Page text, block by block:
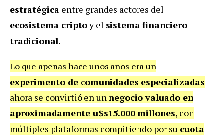
estratégica entre grandes actores del
ecosistema criptoy el sistema financiero
tradicional.
Lo que apenas hace unos años era un
experimento de comunidades especializadas
ahora se convirtió en unnegocio valuado en
aproximadamente u$s15.000 millones, con
múltiples plataformas compitiendo por su cuota